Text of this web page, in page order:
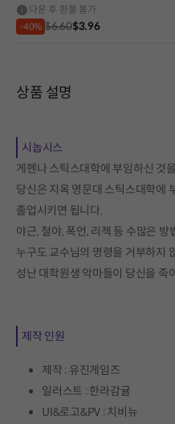
다운 후 환불 불가
-40% $6.60$3.96
상품 설명
시놉시스
게헨나 스틱스대학에 부임하신 것
당신은 지옥 명문대 스틱스대학에
졸업시키면 됩니다.
야근, 철야, 폭언, 리젝 등 수많은 방
누구도 교수님의 명령을 거부하지
성난 대학원생 악마들이 당신을 죽
제작 인원
제작 : 유진게임즈
일러스트 : 한라감귤
UI&로고&PV : 치비뉴